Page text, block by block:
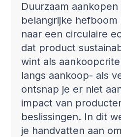
Duurzaam aankopen
belangrijke hefboom
naar een circulaire
dat product
wint als
langs aankoop- als
ontsnap je er niet
impact van
beslissingen. In dit
je handvatten aan